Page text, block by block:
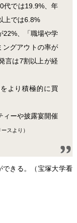
代では19.9%、年
上では6.8%
22%、「職場や学
ングアウトの率が
言は7割以上が経
より積極的に買
ィーや披露宴開催
スより）
できる。（宝塚大学看